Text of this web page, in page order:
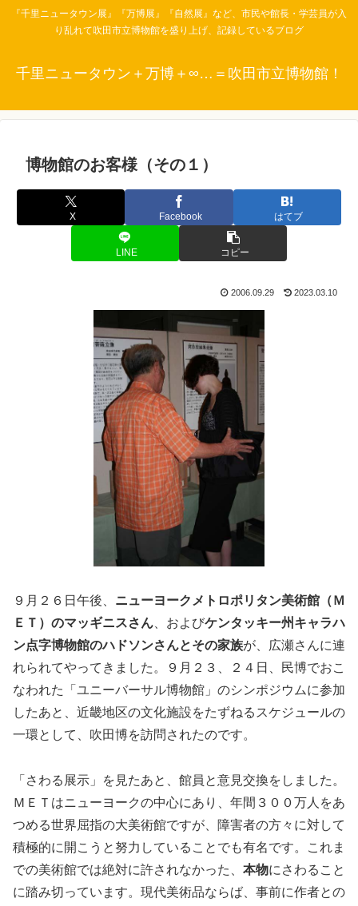
『千里ニュータウン展』『万博展』『自然展』など、市民や館長・学芸員が入
り乱れて吹田市立博物館を盛り上げ、記録しているブログ
千里ニュータウン＋万博＋∞…＝吹田市立博物館！
博物館のお客様（その１）
X Facebook はてブ
LINE コピー
2006.09.29 2023.03.10
９月２６日午後、 ニューヨークメトロポリタン美術館（Ｍ
ＥＴ）のマッギニスさん 、およびケンタッキー州キャラハ
ン点字博物館のハドソンさんとその家族が、広瀬さんに連
れられてやってきました。９月２３、２４日、民博でおこ
なわれた「ユニーバーサル博物館」のシンポジウムに参加
したあと、近畿地区の文化施設をたずねるスケジュールの
一環として、吹田博を訪問されたのです。
「さわる展示」を見たあと、館員と意見交換をしました。
ＭＥＴはニューヨークの中心にあり、年間３００万人をあ
つめる世界屈指の大美術館ですが、障害者の方々に対して
積極的に開こうと努力していることでも有名です。これま
での美術館では絶対に許されなかった、 本物にさわること
に踏み切っています。現代美術品ならば、事前に作者との